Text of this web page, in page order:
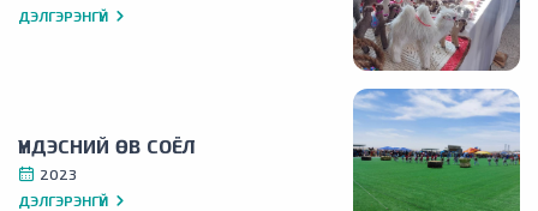
ДЭЛГЭРЭНГҮЙ
ҮНДЭСНИЙ ӨВ СОЁЛ
2023
ДЭЛГЭРЭНГҮЙ